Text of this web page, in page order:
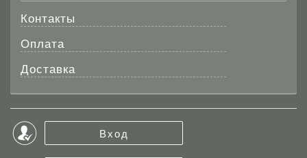
Контакты
Оплата
Доставка
Вход